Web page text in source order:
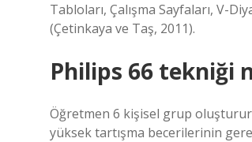
Tabloları, Çalışma Sayfaları, V-
(Çetinkaya ve Taş, 2011).
Philips 66 tekniği
Öğretmen 6 kişisel grup oluşturur
yüksek tartışma becerilerinin